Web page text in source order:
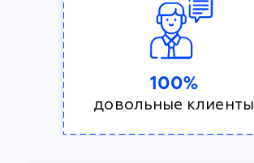
100%
довольные клиенты